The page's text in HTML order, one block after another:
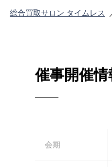
総合買取サロン タイムレス
催事開催
会期